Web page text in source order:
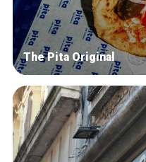
The Pita Original